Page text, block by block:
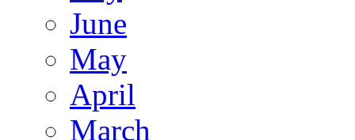
June
May
April
March